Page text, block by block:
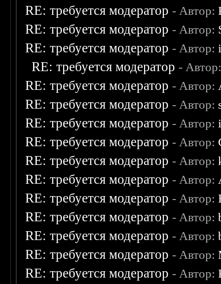
RE: требуется модератор - Автор:
RE: требуется модератор - Автор:
RE: требуется модератор - Автор:
RE: требуется модератор -
RE: требуется модератор - Автор:
RE: требуется модератор - Автор:
RE: требуется модератор - Автор:
RE: требуется модератор - Автор:
RE: требуется модератор - Автор:
RE: требуется модератор - Автор:
RE: требуется модератор - Автор:
RE: требуется модератор - Автор:
RE: требуется модератор - Автор:
RE: требуется модератор - Автор:
RE: требуется модератор - Автор: